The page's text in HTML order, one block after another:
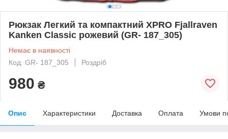
Рюкзак Легкий та компактний XPRO Fjallraven
Kanken Classic рожевий (GR- 187_305)
Немає в наявності
Код: GR- 187_305
Роздріб
980 ₴
Опис Характеристики Доставка Оплата Умови